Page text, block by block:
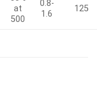
at
500
0.8-
1.6
125